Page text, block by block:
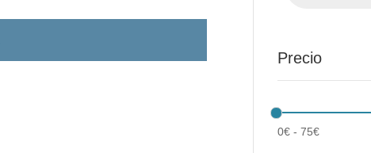
Precio
0€ -75€